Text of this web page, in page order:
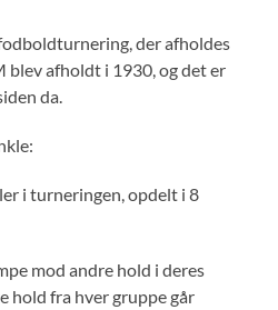
der afholdes
blev afholdt i 1930, og det er
da.
i turneringen, opdelt i 8
mod andre hold i deres
hold fra hver gruppe går